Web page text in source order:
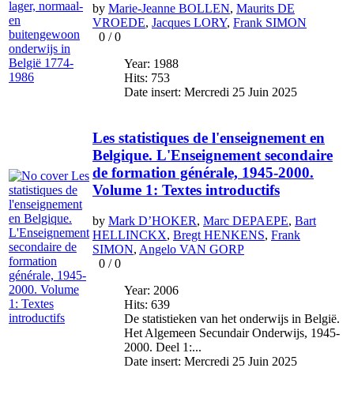
by Marie-Jeanne BOLLEN, Maurits DE
VROEDE, Jacques LORY, Frank SIMON
0 /0
Year: 1988
Hits: 753
Date insert: Mercredi 25 Juin 2025
Les statistiques de l'enseignement en
Belgique. L'Enseignement secondaire
de formation générale, 1945-2000.
Volume 1: Textes introductifs
by Mark D’HOKER, Marc DEPAEPE, Bart
HELLINCKX, Bregt HENKENS, Frank
SIMON, Angelo VAN GORP
0 /0
Year: 2006
Hits: 639
De statistieken van het onderwijs in België.
Het Algemeen Secundair Onderwijs, 1945-
2000. Deel 1:...
Date insert: Mercredi 25 Juin 2025